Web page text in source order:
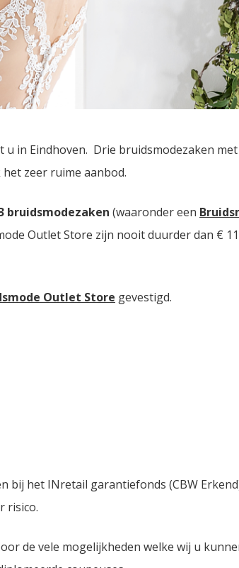
u in Eindhoven. Drie bruidsmodezaken
zeer ruime aanbod.
bruidsmodezaken (waaronder een
Outlet Store zijn nooit duurder dan €
Outlet Store gevestigd.
bij het INretail garantiefonds (CBW
risico.
de vele mogelijkheden welke wij u